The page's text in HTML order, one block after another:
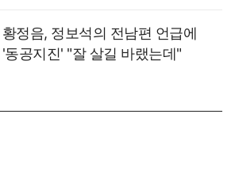
황정음, 정보석의 전남편 언급에
'동공지진' "잘 살길 바랬는데"